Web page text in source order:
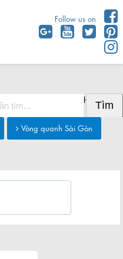
Follow us on
sẻ thông tin Sài Gòn hôm nay
Vòng quanh Sài Gòn